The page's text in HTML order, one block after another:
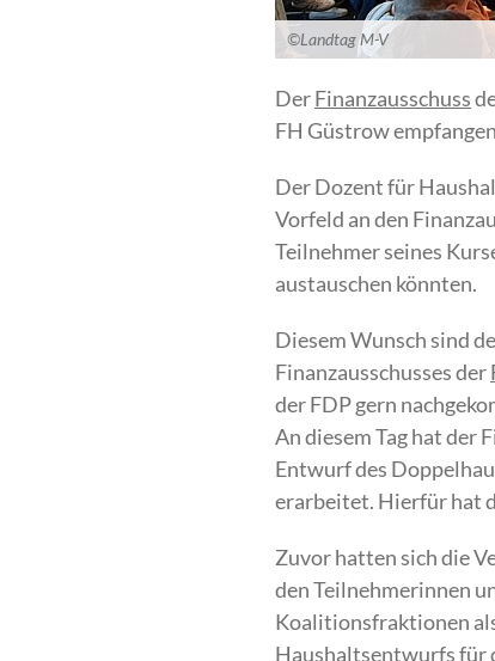
©Landtag M-V
DerFinanzausschuss
FH Güstrow
Der Dozent für
Vorfeld an den
Teilnehmer seines
austauschen könnten.
Diesem Wunsch sind
Finanzausschusses der
der FDP gern
An diesem Tag hat der
Entwurf des
erarbeitet. Hierfür hat
Zuvor hatten sich die
den Teilnehmerinnen
Koalitionsfraktionen
Haushaltsentwurfs für